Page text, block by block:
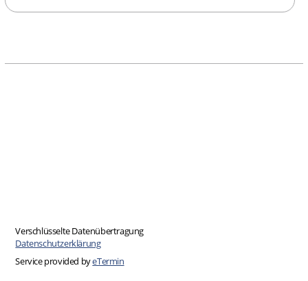
Service provided byeTermin
Verschlüsselte Datenübertragung
Datenschutzerklärung